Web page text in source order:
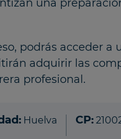
una
podrás acceder a
adquirir las
profesional.
Huelva CP: